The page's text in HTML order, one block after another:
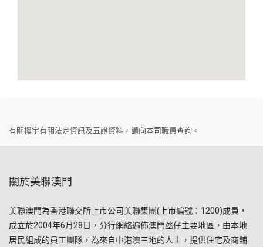
有關樓宇有關法定資訊及五證資料，請向本司職員查詢。
關於美聯澳門
美聯澳門為香港聯交所上市公司美聯集團(上市編號：1200)成員，
成立於2004年6月28日，分行網絡遍佈澳門氹仔主要地區，由本地
居民組成的員工團隊，為來自中港澳三地的人士，提供住宅及商舖